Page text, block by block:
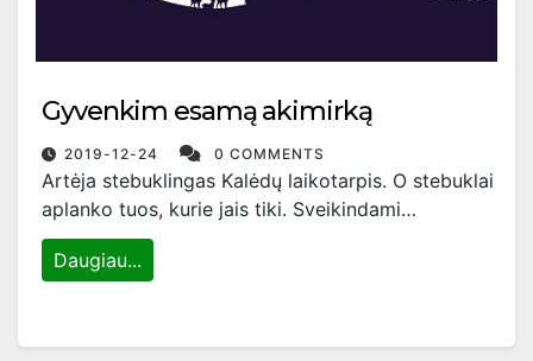
Gyvenkim esamą akimirką
2019-12-24 0 COMMENTS
Artėja stebuklingas Kalėdų laikotarpis. O stebuklai
aplanko tuos, kurie jais tiki. Sveikindami…
Daugiau...